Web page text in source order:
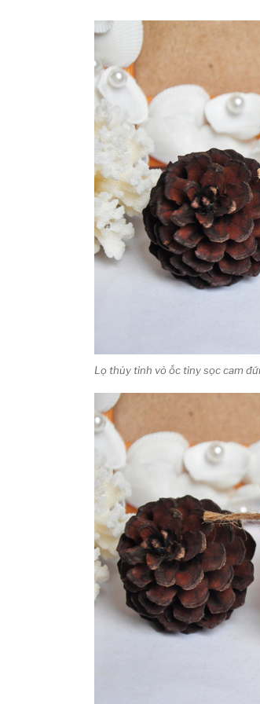
Lọ thủy tinh vỏ ốc tiny sọc cam